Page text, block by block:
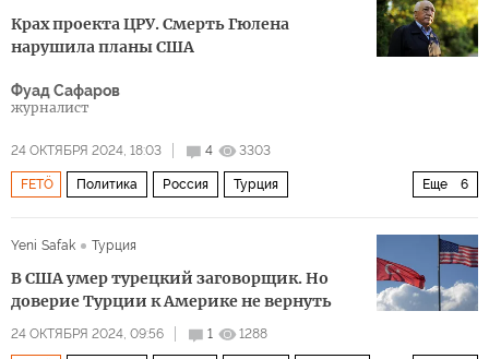
Крах проекта ЦРУ. Смерть Гюлена
нарушила планы США
Фуад Сафаров
журналист
24 ОКТЯБРЯ 2024, 18:03 4 3303
Еще 6
FETÖ Политика Россия Турция
Yeni Safak Турция
В США умер турецкий заговорщик. Но
доверие Турции к Америке не вернуть
24 ОКТЯБРЯ 2024, 09:56 1 1288